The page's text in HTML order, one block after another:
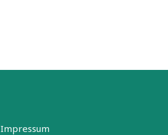
Impressum